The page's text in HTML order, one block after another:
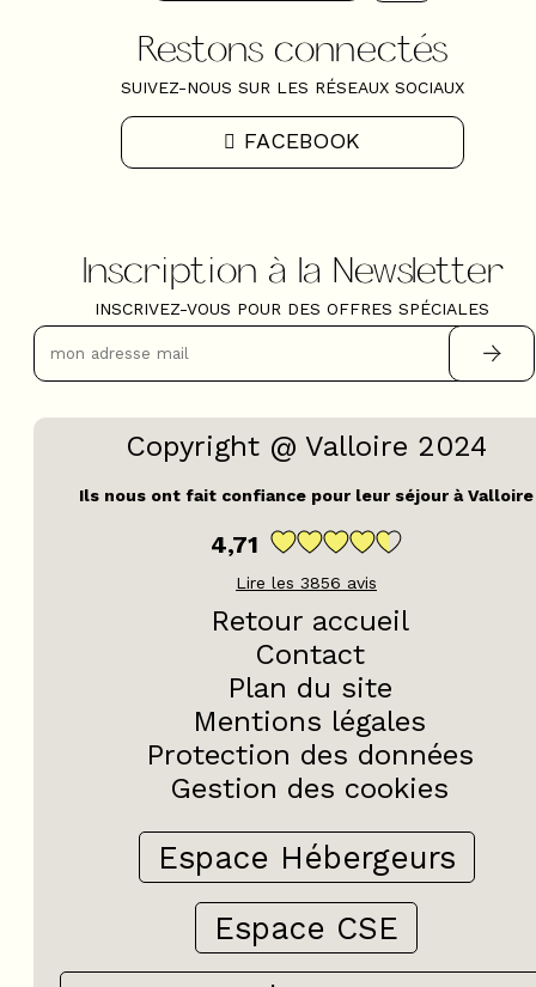
Restons connectés
SUIVEZ-NOUS SUR LES RÉSEAUX SOCIAUX
FACEBOOK
Inscription à la Newsletter
INSCRIVEZ-VOUS POUR DES OFFRES SPÉCIALES
Copyright @ Valloire 2024
Ils nous ont fait confiance pour leur séjour à Valloire
4,71
Lire les 3856 avis
Retour accueil
Contact
Plan du site
Mentions légales
Protection des données
Gestion des cookies
Espace Hébergeurs
Espace CSE